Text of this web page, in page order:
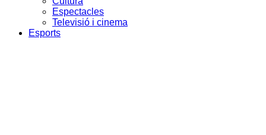
Espectacles
Televisió i cinema
Esports